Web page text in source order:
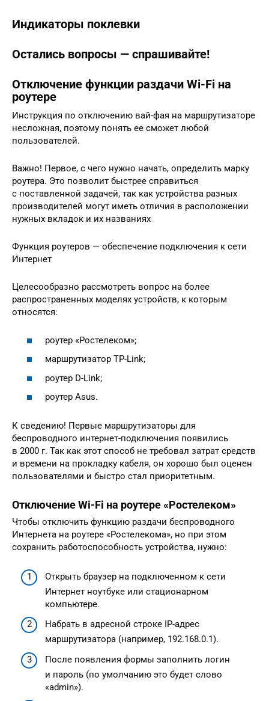
Индикаторы поклевки
Остались вопросы — спрашивайте!
Отключение функции раздачи Wi-Fi на
роутере
Инструкция по отключению вай-фая на маршрутизаторе
несложная, поэтому понять ее сможет любой
пользователей.
Важно! Первое, с чего нужно начать, определить марку
роутера. Это позволит быстрее справиться
с поставленной задачей, так как устройства разных
производителей могут иметь отличия в расположении
нужных вкладок и их названиях
Функция роутеров — обеспечение подключения к сети
Интернет
Целесообразно рассмотреть вопрос на более
распространенных моделях устройств, к которым
относятся:
роутер «Ростелеком»;
маршрутизатор TP-Link;
роутер D-Link;
роутер Asus.
К сведению! Первые маршрутизаторы для
беспроводного интернет-подключения появились
в 2000 г. Так как этот способ не требовал затрат средств
и времени на прокладку кабеля, он хорошо был оценен
пользователями и быстро стал приоритетным.
Отключение Wi-Fi на роутере «Ростелеком»
Чтобы отключить функцию раздачи беспроводного
Интернета на роутере «Ростелекома», но при этом
сохранить работоспособность устройства, нужно:
Открыть браузер на подключенном к сети
Интернет ноутбуке или стационарном
компьютере.
Набрать в адресной строке IР-адрес
маршрутизатора (например, 192.168.0.1).
После появления формы заполнить логин
и пароль (по умолчанию это будет слово
«admin»).